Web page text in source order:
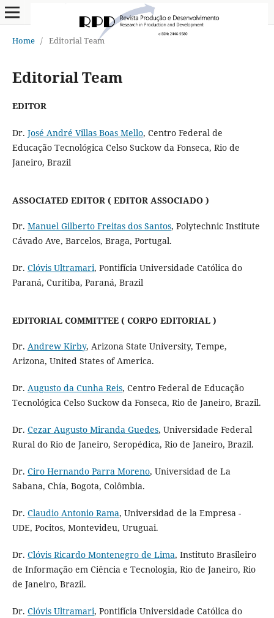
Home / Editorial Team
Editorial Team
EDITOR
Dr. José André Villas Boas Mello, Centro Federal de
Educação Tecnológica Celso Suckow da Fonseca, Rio de
Janeiro, Brazil
ASSOCIATED EDITOR ( EDITOR ASSOCIADO )
Dr. Manuel Gilberto Freitas dos Santos, Polytechnic Institute
Cávado Ave, Barcelos, Braga, Portugal.
Dr. Clóvis Ultramari, Pontifícia Universidade Católica do
Paraná, Curitiba, Paraná, Brazil
EDITORIAL COMMITTEE ( CORPO EDITORIAL )
Dr. Andrew Kirby, Arizona State University, Tempe,
Arizona, United States of America.
Dr. Augusto da Cunha Reis, Centro Federal de Educação
Tecnológica Celso Suckow da Fonseca, Rio de Janeiro, Brazil.
Dr. Cezar Augusto Miranda Guedes, Universidade Federal
Rural do Rio de Janeiro, Seropédica, Rio de Janeiro, Brazil.
Dr. Ciro Hernando Parra Moreno, Universidad de La
Sabana, Chía, Bogota, Colômbia.
Dr. Claudio Antonio Rama, Universidad de la Empresa -
UDE, Pocitos, Montevideu, Uruguai.
Dr. Clóvis Ricardo Montenegro de Lima, Instituto Brasileiro
de Informação em Ciência e Tecnologia, Rio de Janeiro, Rio
de Janeiro, Brazil.
Dr. Clóvis Ultramari, Pontifícia Universidade Católica do